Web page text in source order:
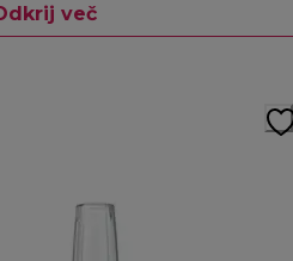
več